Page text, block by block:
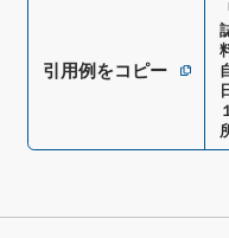
引用例をコピー
「